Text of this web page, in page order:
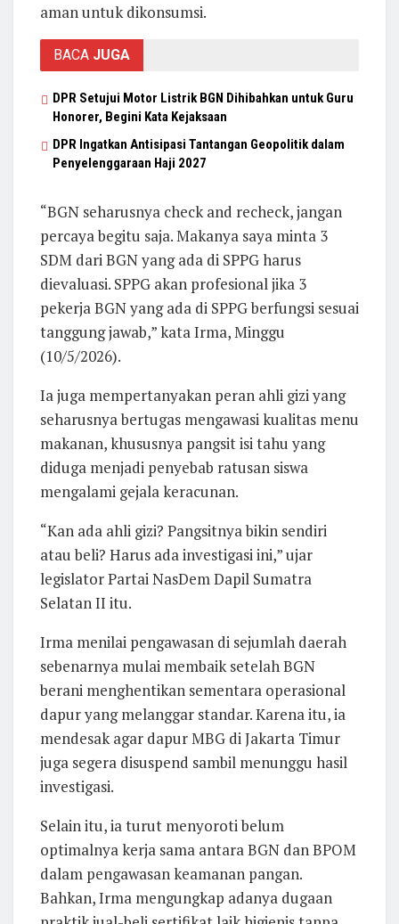
aman untuk dikonsumsi.
BACA JUGA
DPR Setujui Motor Listrik BGN Dihibahkan untuk Guru
Honorer, Begini Kata Kejaksaan
DPR Ingatkan Antisipasi Tantangan Geopolitik dalam
Penyelenggaraan Haji 2027
“BGN seharusnya check and recheck, jangan
percaya begitu saja. Makanya saya minta 3
SDM dari BGN yang ada di SPPG harus
dievaluasi. SPPG akan profesional jika 3
pekerja BGN yang ada di SPPG berfungsi sesuai
tanggung jawab,” kata Irma, Minggu
(10/5/2026).
Ia juga mempertanyakan peran ahli gizi yang
seharusnya bertugas mengawasi kualitas menu
makanan, khususnya pangsit isi tahu yang
diduga menjadi penyebab ratusan siswa
mengalami gejala keracunan.
“Kan ada ahli gizi? Pangsitnya bikin sendiri
atau beli? Harus ada investigasi ini,” ujar
legislator Partai NasDem Dapil Sumatra
Selatan II itu.
Irma menilai pengawasan di sejumlah daerah
sebenarnya mulai membaik setelah BGN
berani menghentikan sementara operasional
dapur yang melanggar standar. Karena itu, ia
mendesak agar dapur MBG di Jakarta Timur
juga segera disuspend sambil menunggu hasil
investigasi.
Selain itu, ia turut menyoroti belum
optimalnya kerja sama antara BGN dan BPOM
dalam pengawasan keamanan pangan.
Bahkan, Irma mengungkap adanya dugaan